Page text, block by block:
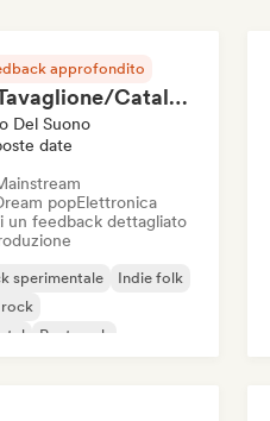
approfondito
Rob Tavaglione/Catalyst Recording
Del Suono
date
popElettronica
un feedback dettagliato
sperimentale
Indie folk
rock
Post punk